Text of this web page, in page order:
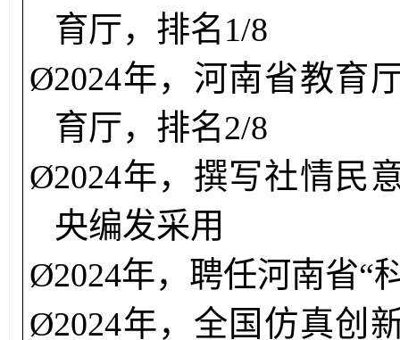
育厅，排名1/8
Ø2024年， 河南省教育
育厅，排名2/8
Ø2024年， 撰写社情民
央编发采用
Ø2024年， 聘任河南省“
Ø2024年， 全国仿真创